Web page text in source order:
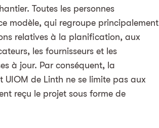
Toutes les personnes
modèle, qui regroupe principalement
relatives à la planification, aux
les fournisseurs et les
à jour. Par conséquent, la
de Linth ne se limite pas aux
reçu le projet sous forme de